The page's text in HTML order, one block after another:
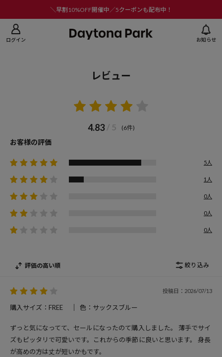
＼早割10%OFF開催中／5クーポンも配布中！
ログイン お知らせ
レビュー
4.83 / 5 (6件)
お客様の評価
5人
1人
0人
0人
0人
評価の高い順 絞り込み
投稿日：2026/07/13
購入サイズ：FREE 色：サックスブルー
ずっと気になってて、セールになったのて購入しました。 薄手でサイ
ズもピッタリで可愛いです。これからの季節に良いと思います。 身長
が高めの方は丈が短いかもです。